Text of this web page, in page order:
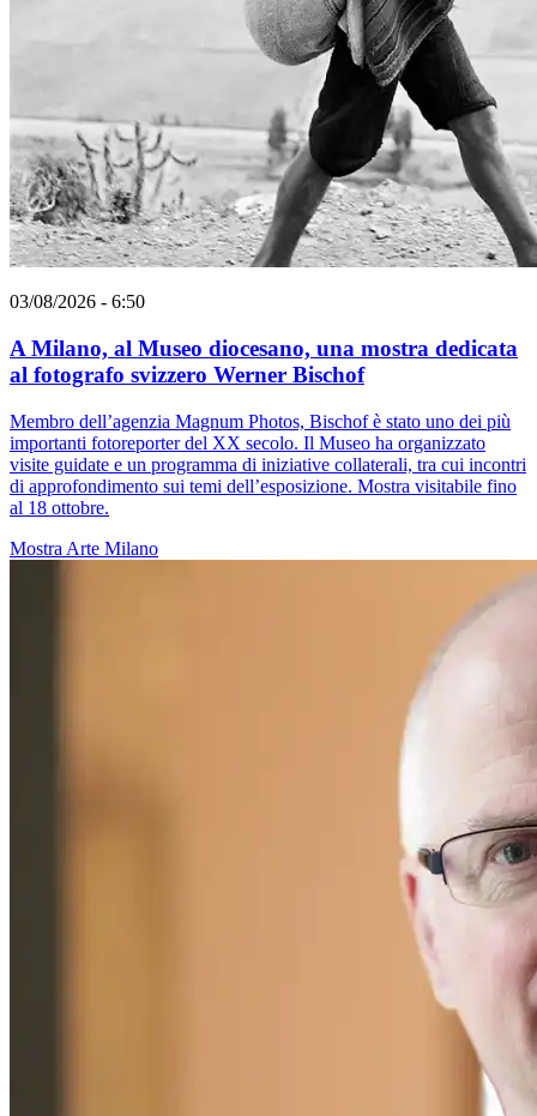
03/08/2026 - 6:50
A Milano, al Museo diocesano, una mostra dedicata
al fotografo svizzero Werner Bischof
Membro dell’agenzia Magnum Photos, Bischof è stato uno dei più
importanti fotoreporter del XX secolo. Il Museo ha organizzato
visite guidate e un programma di iniziative collaterali, tra cui incontri
di approfondimento sui temi dell’esposizione. Mostra visitabile fino
al 18 ottobre.
Mostra Arte Milano